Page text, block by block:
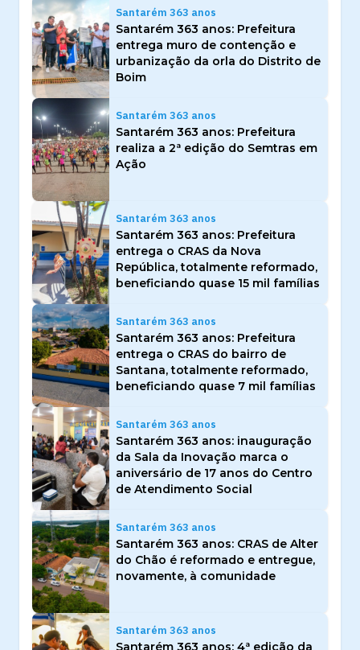
Santarém 363 anos
Santarém 363 anos: Prefeitura
entrega muro de contenção e
urbanização da orla do Distrito de
Boim
Santarém 363 anos
Santarém 363 anos: Prefeitura
realiza a 2ª edição do Semtras em
Ação
Santarém 363 anos
Santarém 363 anos: Prefeitura
entrega o CRAS da Nova
República, totalmente reformado,
beneficiando quase 15 mil famílias
Santarém 363 anos
Santarém 363 anos: Prefeitura
entrega o CRAS do bairro de
Santana, totalmente reformado,
beneficiando quase 7 mil famílias
Santarém 363 anos
Santarém 363 anos: inauguração
da Sala da Inovação marca o
aniversário de 17 anos do Centro
de Atendimento Social
Santarém 363 anos
Santarém 363 anos: CRAS de Alter
do Chão é reformado e entregue,
novamente, à comunidade
Santarém 363 anos
Santarém 363 anos: 4ª edição da